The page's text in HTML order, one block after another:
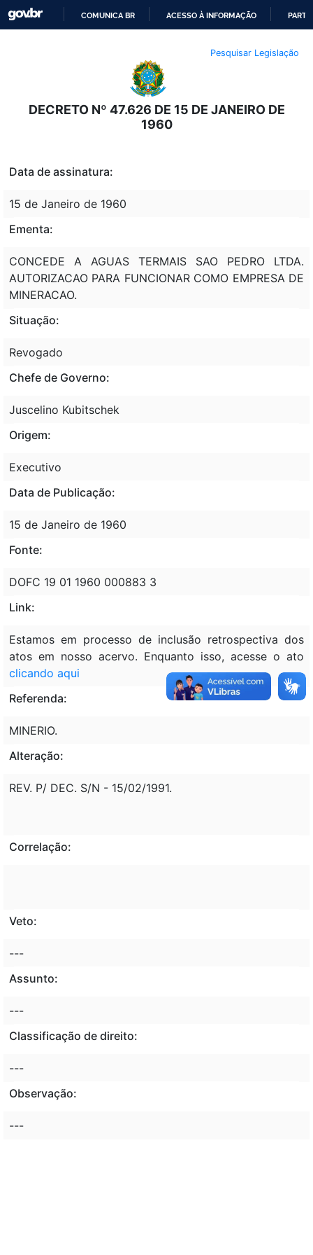
O
CONTEÚDO
COMUNICA BR ACESSO À INFORMAÇÃO
Pesquisar Legislação
DECRETO Nº 47.626 DE 15 DE JANEIRO DE
1960
Data de assinatura:
15 de Janeiro de 1960
Ementa:
CONCEDE A AGUAS TERMAIS SAO PEDRO LTDA.
AUTORIZACAO PARA FUNCIONAR COMO EMPRESA DE
MINERACAO.
Situação:
Revogado
Chefe de Governo:
Juscelino Kubitschek
Origem:
Executivo
Data de Publicação:
15 de Janeiro de 1960
Fonte:
DOFC 19 01 1960 000883 3
Link:
Estamos em processo de inclusão retrospectiva dos
atos em nosso acervo. Enquanto isso, acesse o ato
clicando aqui
Referenda:
MINERIO.
Alteração:
REV. P/ DEC. S/N - 15/02/1991.
Correlação:
Veto:
---
Assunto:
---
Classificação de direito:
---
Observação:
---